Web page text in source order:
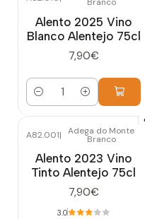
Branco
Alento 2025 Vino
Blanco Alentejo 75cl
7,90€
Cantidad
A82.001| Adega do Monte
Branco
Alento 2023 Vino
Tinto Alentejo 75cl
7,90€
3.0